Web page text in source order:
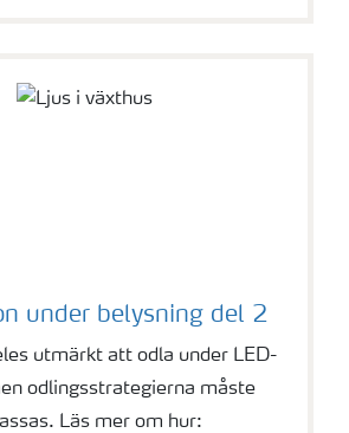
under belysning del 2
utmärkt att odla under LED-
odlingsstrategierna måste
Läs mer om hur: